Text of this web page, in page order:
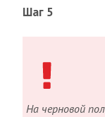
Шаг 5
На черновой